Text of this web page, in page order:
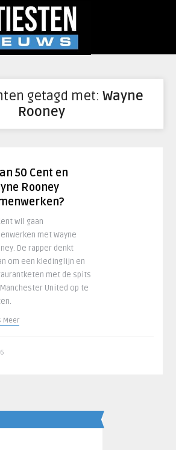
getagd met: Wayne
Rooney
50 Cent en
Rooney
wil gaan
met Wayne
De rapper denkt
om een kledinglijn en
met de spits
United op te
Meer